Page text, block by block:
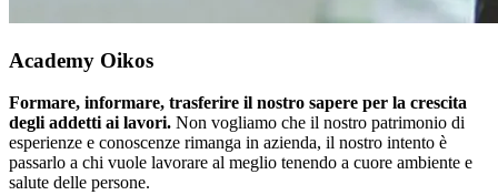
Academy Oikos
Formare, informare, trasferire il nostro sapere per la crescita
degli addetti ai lavori. Non vogliamo che il nostro patrimonio di
esperienze e conoscenze rimanga in azienda, il nostro intento è
passarlo a chi vuole lavorare al meglio tenendo a cuore ambiente e
salute delle persone.